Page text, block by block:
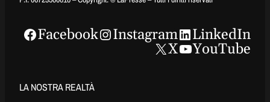
Facebook Instagram
LinkedIn
X
YouTube
LA NOSTRA REALTÀ